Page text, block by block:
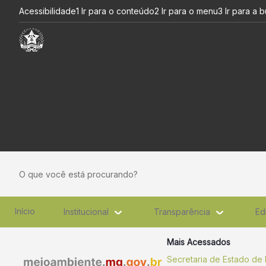
Pular para o Conteúdo principal
Governo de Minas realiza
Acessibilidade1 Ir para o conteúdo2 Ir para o menu3 Ir para a
O que você está procurando?
Início Institucional Transparência
Mais Acessados